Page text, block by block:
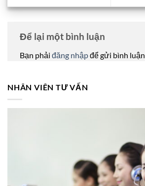
Để lại một bình luận
Bạn phải đăng nhậpđể gửi bình luận.
NHÂN VIÊN TƯ VẤN